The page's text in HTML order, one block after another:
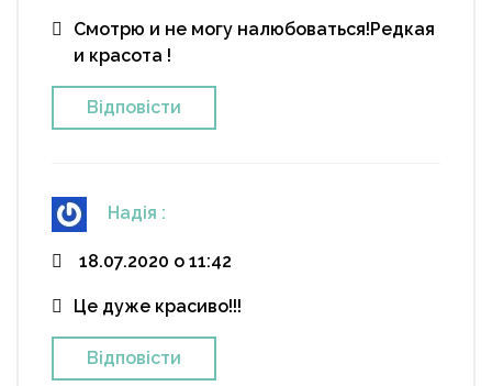
Смотрю и не могу налюбоваться!Редкая
и красота !
Відповіcти
Надія :
18.07.2020 о 11:42
Це дуже красиво!!!
Відповіcти